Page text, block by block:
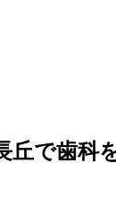
丘で歯科